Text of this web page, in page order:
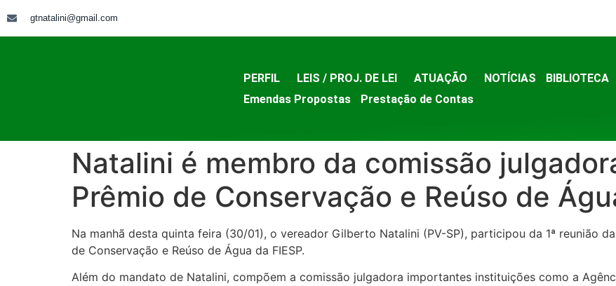
gtnatalini@gmail.com
PERFIL LEIS / PROJ. DE LEI ATUAÇÃO NOTÍCIAS BIBLIOTECA
Emendas Propostas
Prestação de Contas
Natalini é membro da comissão
Prêmio de Conservação e Reúso de
Na manhã desta quinta feira (30/01), o vereador Gilberto Natalini (PV-SP), participou da 1ª reunião
de Conservação e Reúso de Água da FIESP.
Além do mandato de Natalini, compõem a comissão julgadora importantes instituições como a